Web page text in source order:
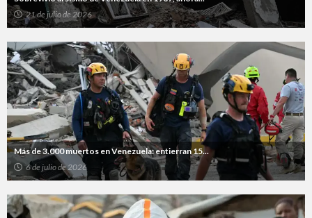
21 de julio de 2026
Más de 3.000 muertos en Venezuela: entierran 15...
6 de julio de 2026